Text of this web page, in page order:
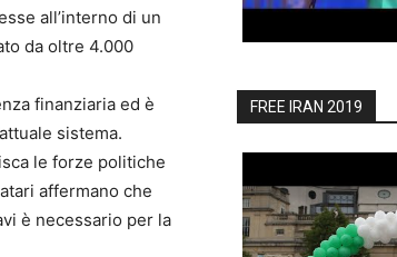
all’interno di un
da oltre 4.000
finanziaria ed è
sistema.
le forze politiche
affermano che
è necessario per la
FREE IRAN 2019